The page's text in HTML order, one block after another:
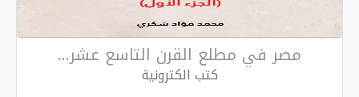
مصر في مطلع القرن التاسع عشر...
كتب الكترونية